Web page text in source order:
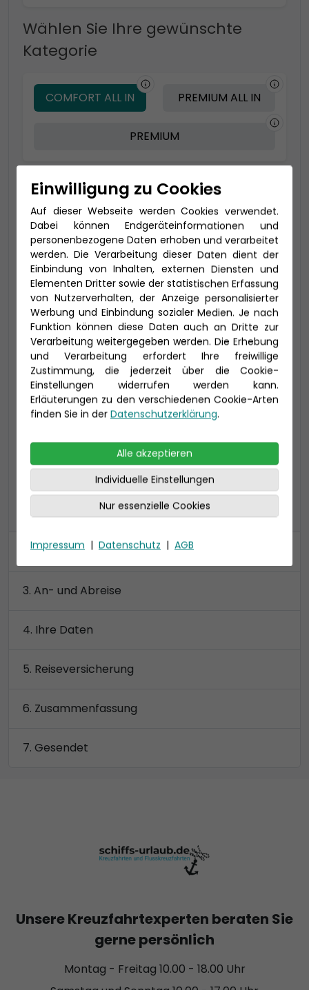
Wählen Sie Ihre gewünschte
Kategorie
COMFORT ALL IN PREMIUM ALL IN
PREMIUM
-200 € - Frühbucher
2-Bett Suite (SC)
51-55 qm (bis zu 4 Personen) inklusive
privatem Sonnendeck
Badezimmer mit Dusche und/oder Wanne
Preis 27.290 €
alle Kategorien anzeigen
Kabine
An- und Abreise
Ihre Daten
Reiseversicherung
Zusammenfassung
Gesendet
Einwilligung zu Cookies
Auf dieser Webseite werden Cookies verwendet.
Dabei können Endgeräteinformationen und
personenbezogene Daten erhoben und verarbeitet
werden. Die Verarbeitung dieser Daten dient der
Einbindung von Inhalten, externen Diensten und
Elementen Dritter sowie der statistischen Erfassung
von Nutzerverhalten, der Anzeige personalisierter
Werbung und Einbindung sozialer Medien. Je nach
Funktion können diese Daten auch an Dritte zur
Verarbeitung weitergegeben werden. Die Erhebung
und Verarbeitung erfordert Ihre freiwillige
Zustimmung, die jederzeit über die Cookie-
Einstellungen widerrufen werden kann.
Erläuterungen zu den verschiedenen Cookie-Arten
finden Sie in der Datenschutzerklärung.
Alle akzeptieren
Individuelle Einstellungen
Nur essenzielle Cookies
Impressum | Datenschutz | AGB
Unsere Kreuzfahrtexperten beraten Sie
gerne persönlich
Montag - Freitag 10.00 - 18.00 Uhr